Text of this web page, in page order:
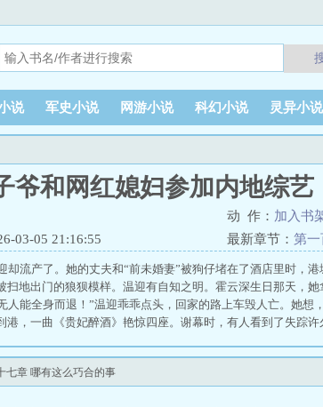
说 军史小说 网游小说 科幻小说 灵异小说
爷和网红媳妇参加内地综艺
动 作： 加入书
03-05 21:16:55
最新章节： 第一
却流产了。她的丈夫和“前未婚妻”被狗仔堵在了酒店里时，
扫地出门的狼狈模样。温迎有自知之明。霍云深生日那天，
人能全身而退！”温迎乖乖点头，回家的路上车毁人亡。她
港，一曲《贵妃醉酒》艳惊四座。谢幕时，有人看到了失踪
走
七章 哪有这么巧合的事